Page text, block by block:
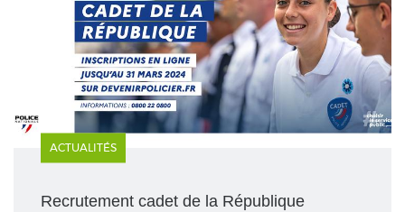
ACTUALITÉS
Recrutement cadet de la République